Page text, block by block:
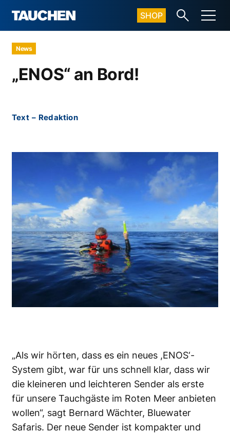
SHOP
News
„ENOS“ an Bord!
Text – Redaktion
„Als wir hörten, dass es ein neues ,ENOS‘-
System gibt, war für uns schnell klar, dass wir
die kleineren und leichteren Sender als erste
für unsere Tauchgäste im Roten Meer anbieten
wollen“, sagt Bernard Wächter, Bluewater
Safaris. Der neue Sender ist kompakter und